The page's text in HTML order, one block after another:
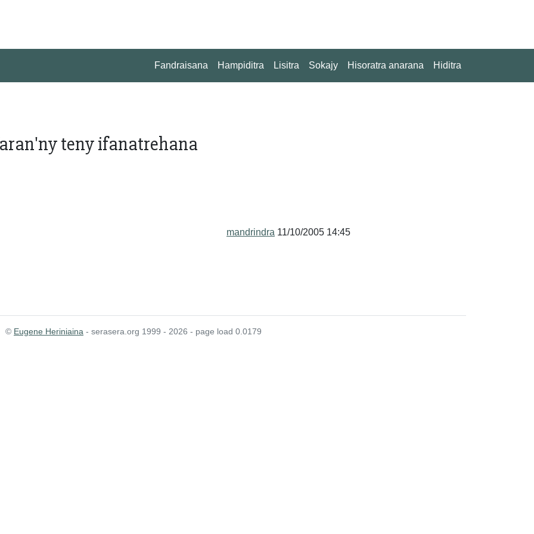
Fandraisana Hampiditra Lisitra Sokajy Hisoratra anarana Hiditra
teny ifanatrehana
mandrindra 11/10/2005 14:45
© Eugene Heriniaina - serasera.org 1999 - 2026 - page load 0.0179